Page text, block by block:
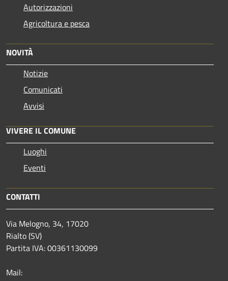
Autorizzazioni
Agricoltura e pesca
NOVITÀ
Notizie
Comunicati
Avvisi
VIVERE IL COMUNE
Luoghi
Eventi
CONTATTI
Via Melogno, 34, 17020
Rialto (SV)
Partita IVA: 00361130099
Mail: